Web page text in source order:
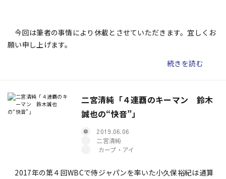
今回は筆者の事情により休載とさせていただきます。宜しくお
願い申し上げます。
続きを読む
二宮清純「４連覇のキーマン 鈴木
誠也の“快音”」
2019.06.06
二宮清純
カープ・アイ
2017年の第４回WBCで侍ジャパンを率いた小久保裕紀は通算